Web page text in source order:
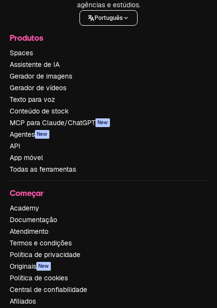
agências e estúdios.
Português
Produtos
Spaces
Assistente de IA
Gerador de imagens
Gerador de vídeos
Texto para voz
Conteúdo de stock
MCP para Claude/ChatGPT New
Agentes New
API
App móvel
Todas as ferramentas
Começar
Academy
Documentação
Atendimento
Termos e condições
Política de privacidade
Originais New
Política de cookies
Central de confiabilidade
Afiliados